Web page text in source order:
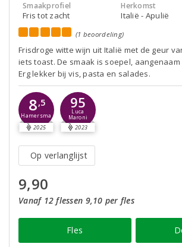
Smaakprofiel
Fris tot zacht
Herkomst
Italië - Apulië
(1 beoordeling)
Frisdroge witte wijn uit Italië met de geur
iets toast. De smaak is soepel,
Erg lekker bij vis, pasta en salades.
8,5
Hamersma
2025
95
Luca
Maroni
2023
Op verlanglijst
9,90
Vanaf 12 flessen 9,10 per fles
Fles